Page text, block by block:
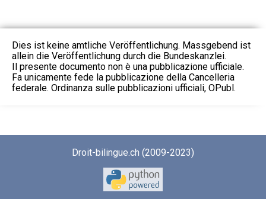
Dies ist keine amtliche Veröffentlichung. Massgebend ist
allein die Veröffentlichung durch die Bundeskanzlei.
Il presente documento non è una pubblicazione ufficiale.
Fa unicamente fede la pubblicazione della Cancelleria
federale. Ordinanza sulle pubblicazioni ufficiali, OPubl.
Droit-bilingue.ch (2009-2023)